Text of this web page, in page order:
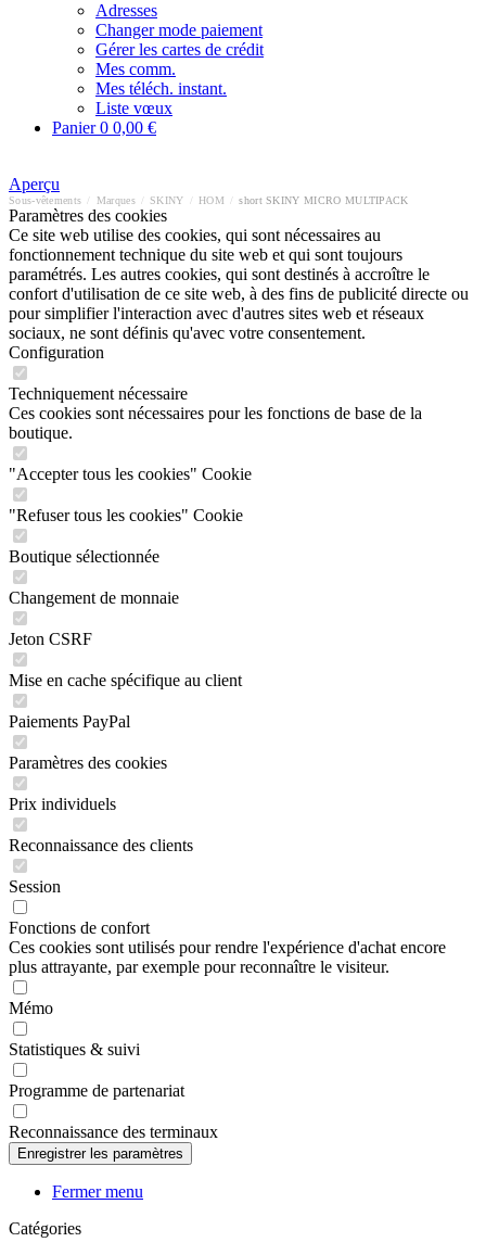
Adresses
Changer mode paiement
Gérer les cartes de crédit
Mes comm.
Mes téléch. instant.
Liste vœux
Panier0 0,00 €
Aperçu
Sous-vêtements Marques SKINY HOM short SKINY MICRO MULTIPACK
Paramètres des cookies
Ce site web utilise des cookies, qui sont nécessaires au
fonctionnement technique du site web et qui sont toujours
paramétrés. Les autres cookies, qui sont destinés à accroître le
confort d'utilisation de ce site web, à des fins de publicité directe ou
pour simplifier l'interaction avec d'autres sites web et réseaux
sociaux, ne sont définis qu'avec votre consentement.
Configuration
Techniquement nécessaire
Ces cookies sont nécessaires pour les fonctions de base de la
boutique.
"Accepter tous les cookies" Cookie
"Refuser tous les cookies" Cookie
Boutique sélectionnée
Changement de monnaie
Jeton CSRF
Mise en cache spécifique au client
Paiements PayPal
Paramètres des cookies
Prix individuels
Reconnaissance des clients
Session
Fonctions de confort
Ces cookies sont utilisés pour rendre l'expérience d'achat encore
plus attrayante, par exemple pour reconnaître le visiteur.
Mémo
Statistiques & suivi
Programme de partenariat
Reconnaissance des terminaux
Fermer menu
Catégories